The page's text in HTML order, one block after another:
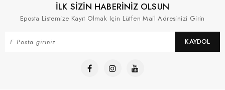
İLK SİZİN HABERİNİZ OLSUN
Eposta Listemize Kayıt Olmak Için Lütfen Mail Adresinizi Girin
KAYDOL